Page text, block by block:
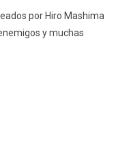
por Hiro Mashima
y muchas